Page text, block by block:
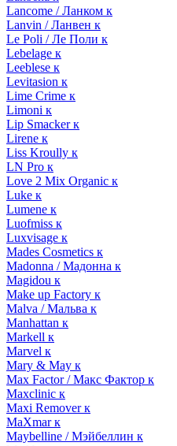
Lancome / Ланком к
Lanvin / Ланвен к
Le Poli / Ле Поли к
Lebelage к
Leeblese к
Levitasion к
Lime Crime к
Limoni к
Lip Smacker к
Lirene к
Liss Kroully к
LN Pro к
Love 2 Mix Organic к
Luke к
Lumene к
Luofmiss к
Luxvisage к
Mades Cosmetics к
Madonna / Мадонна к
Magidou к
Make up Factory к
Malva / Мальва к
Manhattan к
Markell к
Marvel к
Mary & May к
Max Factor / Макс Фактор к
Maxclinic к
Maxi Remover к
MaXmar к
Maybelline / Мэйбеллин к